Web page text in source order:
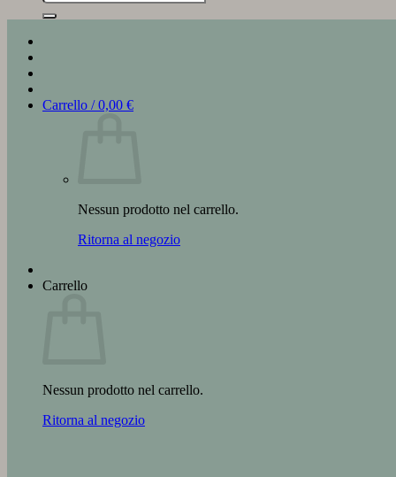
Carrello /0,00 €
Nessun prodotto nel carrello.
Ritorna al negozio
Carrello
Nessun prodotto nel carrello.
Ritorna al negozio